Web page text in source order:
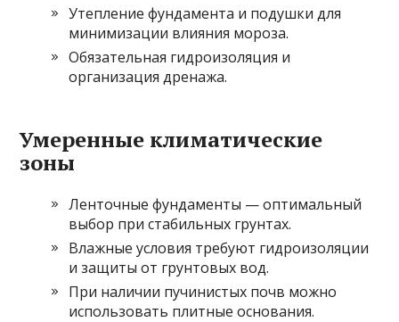
Утепление фундамента и подушки для
минимизации влияния мороза.
Обязательная гидроизоляция и
организация дренажа.
Умеренные климатические
зоны
Ленточные фундаменты — оптимальный
выбор при стабильных грунтах.
Влажные условия требуют гидроизоляции
и защиты от грунтовых вод.
При наличии пучинистых почв можно
использовать плитные основания.